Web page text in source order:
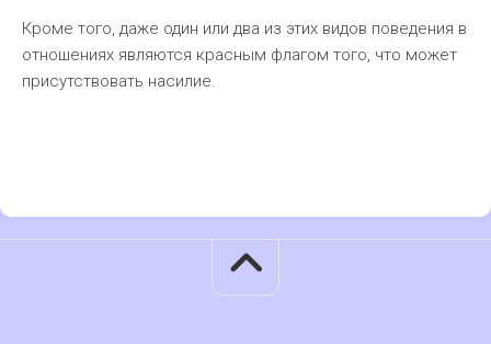
Кроме того, даже один или два из этих видов поведения в
отношениях являются красным флагом того, что может
присутствовать насилие.